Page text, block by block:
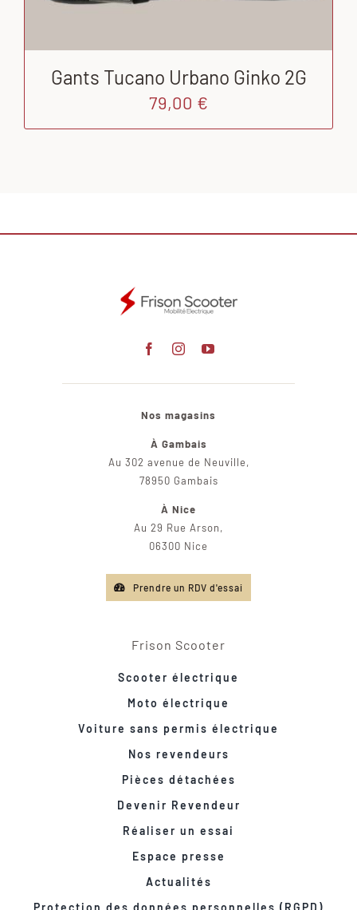
Gants Tucano Urbano Ginko 2G
79,00 €
Nos magasins
À Gambais
Au 302 avenue de Neuville,
78950 Gambais
À Nice
Au 29 Rue Arson,
06300 Nice
Prendre un RDV d'essai
Frison Scooter
Scooter électrique
Moto électrique
Voiture sans permis électrique
Nos revendeurs
Pièces détachées
Devenir Revendeur
Réaliser un essai
Espace presse
Actualités
Protection des données personnelles (RGPD)